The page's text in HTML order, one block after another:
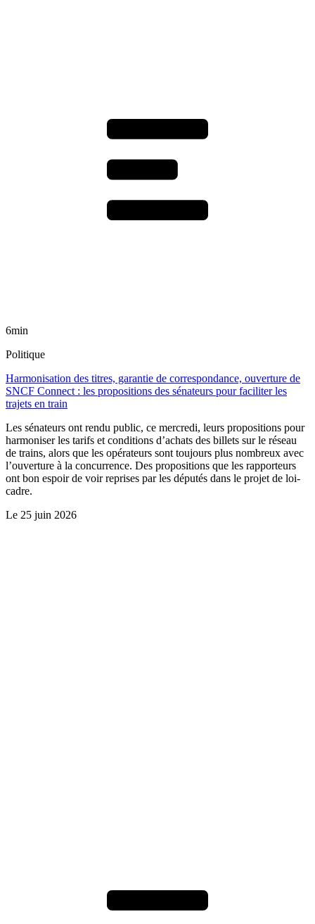
6min
Politique
Harmonisation des titres, garantie de correspondance, ouverture de
SNCF Connect : les propositions des sénateurs pour faciliter les
trajets en train
Les sénateurs ont rendu public, ce mercredi, leurs propositions pour
harmoniser les tarifs et conditions d’achats des billets sur le réseau
de trains, alors que les opérateurs sont toujours plus nombreux avec
l’ouverture à la concurrence. Des propositions que les rapporteurs
ont bon espoir de voir reprises par les députés dans le projet de loi-
cadre.
Le 25 juin 2026